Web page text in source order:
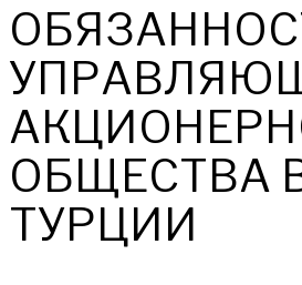
ОБЩЕСТВА
ТУРЦИИ